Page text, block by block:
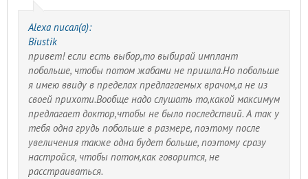
Alexa писал(а):
Biustik
привет! если есть выбор,то выбирай имплант
побольше, чтобы потом жабами не пришла.Но побольше
я имею ввиду в пределах предлагаемых врачом,а не из
своей прихоти.Вообще надо слушать то,какой максимум
предлагает доктор,чтобы не было последствий. А так у
тебя одна грудь побольше в размере, поэтому после
увеличения также одна будет больше, поэтому сразу
настройся, чтобы потом,как говорится, не
расстраиваться.